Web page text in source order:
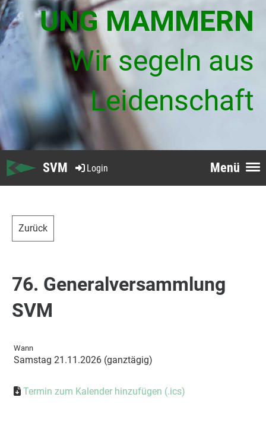
UNG MAMMERN
Wir segeln aus
Leidenschaft
Menü
Login
SVM
Zurück
76. Generalversammlung
SVM
Wann
Samstag 21.11.2026 (ganztägig)
Termin zum Kalender hinzufügen (.ics)